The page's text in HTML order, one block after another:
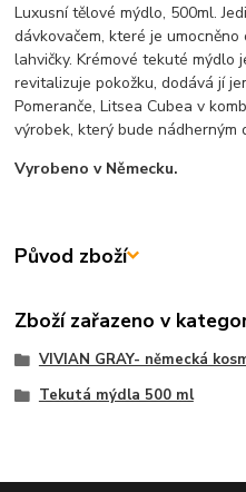
Luxusní tělové mýdlo, 500ml.
dávkovačem, které je
lahvičky. Krémové tekuté mýdlo
revitalizuje pokožku, dodává jí
Pomeranče, Litsea Cubea v
výrobek, který bude nádherným
Vyrobeno v Německu.
Původ zboží
Zboží zařazeno v
VIVIAN GRAY- německá
Tekutá mýdla 500 ml